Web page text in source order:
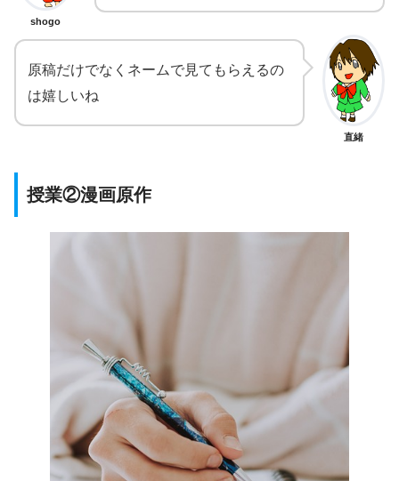
shogo
直緒
原稿だけでなくネームで見てもらえるの
は嬉しいね
授業②漫画原作